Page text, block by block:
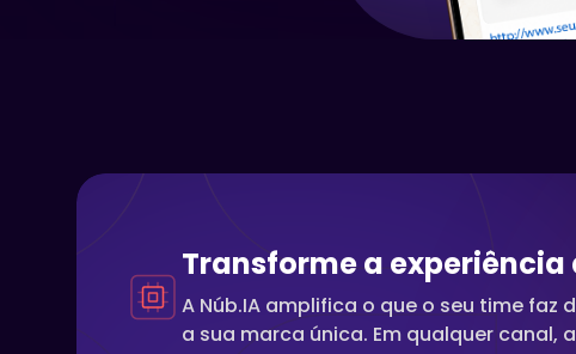
Transforme a experiência
A Núb.IA amplifica o que o seu time
a sua marca única. Em qualquer canal,